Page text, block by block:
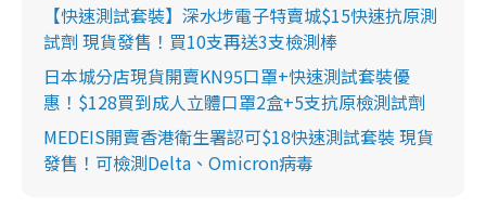
【快速測試套裝】深水埗電子特賣城$15快速抗原測
試劑 現貨發售！買10支再送3支檢測棒
日本城分店現貨開賣KN95口罩+快速測試套裝優
惠！$128買到成人立體口罩2盒+5支抗原檢測試劑
MEDEIS開賣香港衛生署認可$18快速測試套裝 現貨
發售！可檢測Delta、Omicron病毒